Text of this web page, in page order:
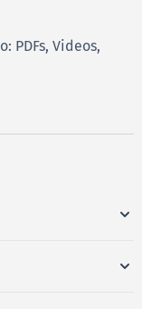
PDFs, Videos,